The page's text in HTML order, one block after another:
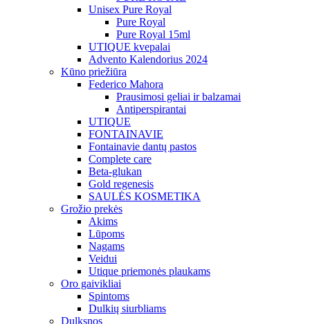
Unisex Pure Royal
Pure Royal
Pure Royal 15ml
UTIQUE kvepalai
Advento Kalendorius 2024
Kūno priežiūra
Federico Mahora
Prausimosi geliai ir balzamai
Antiperspirantai
UTIQUE
FONTAINAVIE
Fontainavie dantų pastos
Complete care
Beta-glukan
Gold regenesis
SAULĖS KOSMETIKA
Grožio prekės
Akims
Lūpoms
Nagams
Veidui
Utique priemonės plaukams
Oro gaivikliai
Spintoms
Dulkių siurbliams
Dulksnos